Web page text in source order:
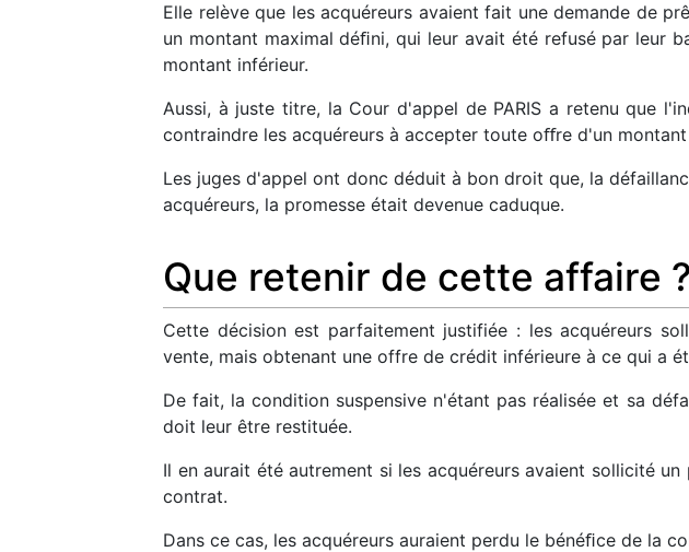
Elle relève que les acquéreurs avaient fait une demande de
un montant maximal déﬁni, qui leur avait été refusé par leur
montant inférieur.
Aussi, à juste titre, la Cour d'appel de PARIS a retenu que
contraindre les acquéreurs à accepter toute oﬀre d'un montant
Les juges d'appel ont donc déduit à bon droit que, la
acquéreurs, la promesse était devenue caduque.
Que retenir de cette affaire ?
Cette décision est parfaitement justifiée : les acquéreurs
vente, mais obtenant une offre de crédit inférieure à ce qui a
De fait, la condition suspensive n'étant pas réalisée et sa
doit leur être restituée.
Il en aurait été autrement si les acquéreurs avaient sollicité
contrat.
Dans ce cas, les acquéreurs auraient perdu le bénéﬁce de la